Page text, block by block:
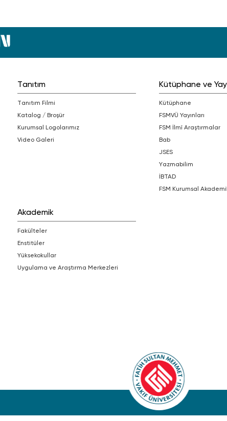
Tanıtım
Tanıtım Filmi
Katalog / Broşür
Kurumsal Logolarımız
Video Galeri
Kütüphane ve
Kütüphane
FSMVÜ Yayınları
FSM İlmî Araştırmalar
bab
JSES
Yazmabilim
İBTAD
FSM Kurumsal
Akademik
Fakülteler
Enstitüler
Yüksekokullar
Uygulama ve Araştırma Merkezleri